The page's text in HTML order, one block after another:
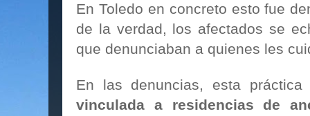
En Toledo en concreto esto fue
de la verdad, los afectados se
que denunciaban a quienes les
En las denuncias, esta
vinculada a residencias de